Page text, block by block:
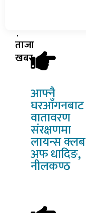
ताजा
खबर
आफ्नै
घरआँगनबाट
वातावरण
संरक्षणमा
लायन्स क्लब
अफ धादिङ,
नीलकण्ठ